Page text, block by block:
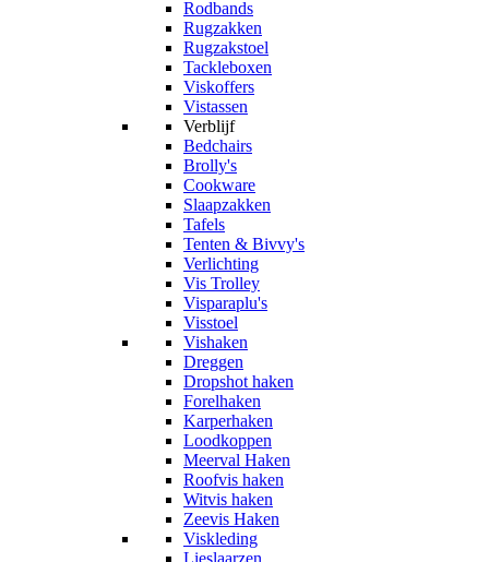
Rodbands
Rugzakken
Rugzakstoel
Tackleboxen
Viskoffers
Vistassen
Verblijf
Bedchairs
Brolly's
Cookware
Slaapzakken
Tafels
Tenten & Bivvy's
Verlichting
Vis Trolley
Visparaplu's
Visstoel
Vishaken
Dreggen
Dropshot haken
Forelhaken
Karperhaken
Loodkoppen
Meerval Haken
Roofvis haken
Witvis haken
Zeevis Haken
Viskleding
Lieslaarzen